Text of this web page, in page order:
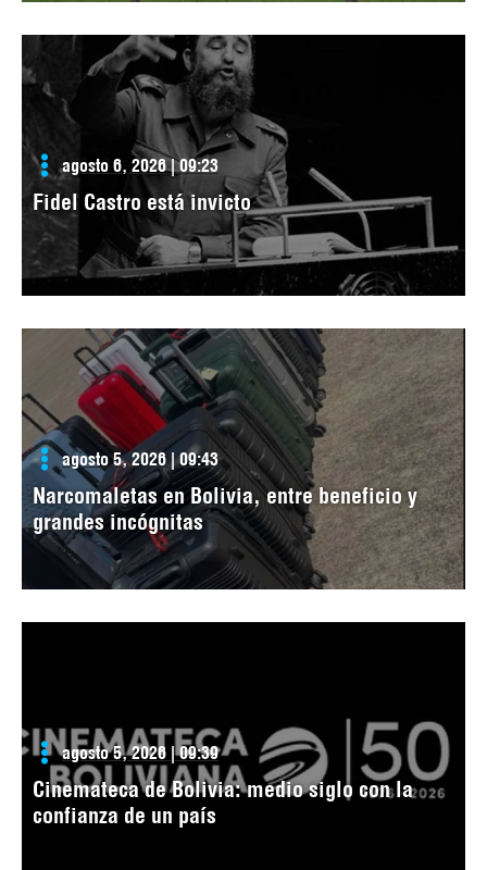
agosto 6, 2026 | 09:23
Fidel Castro está invicto
agosto 5, 2026 | 09:43
Narcomaletas en Bolivia, entre beneficio y
grandes incógnitas
agosto 5, 2026 | 09:39
Cinemateca de Bolivia: medio siglo con la
confianza de un país